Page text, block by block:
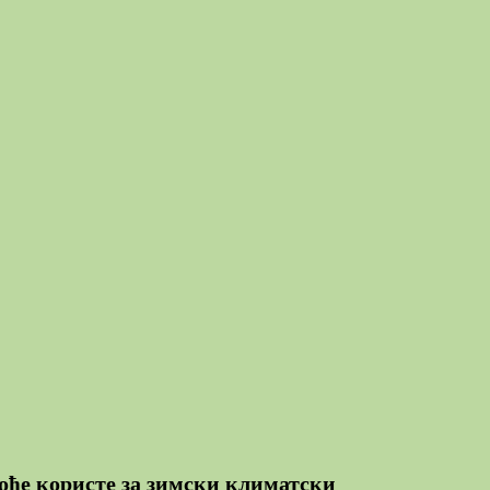
користе за зимски климатски